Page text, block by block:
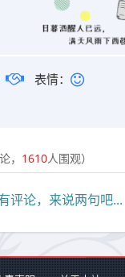
表情：
， 1610人围观）
评论，来说两句吧...